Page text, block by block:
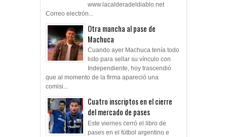
www.lacalderadeldiablo.net
Correo electrón...
Otra mancha al pase de
Machuca
Cuando ayer Machuca tenía todo
listo para sellar su vínculo con
Independiente, hoy trascendió
que al momento de la firma apareció una
comisi...
Cuatro inscriptos en el cierre
del mercado de pases
Este viernes cerró el libro de
pases en el fútbol argentino e